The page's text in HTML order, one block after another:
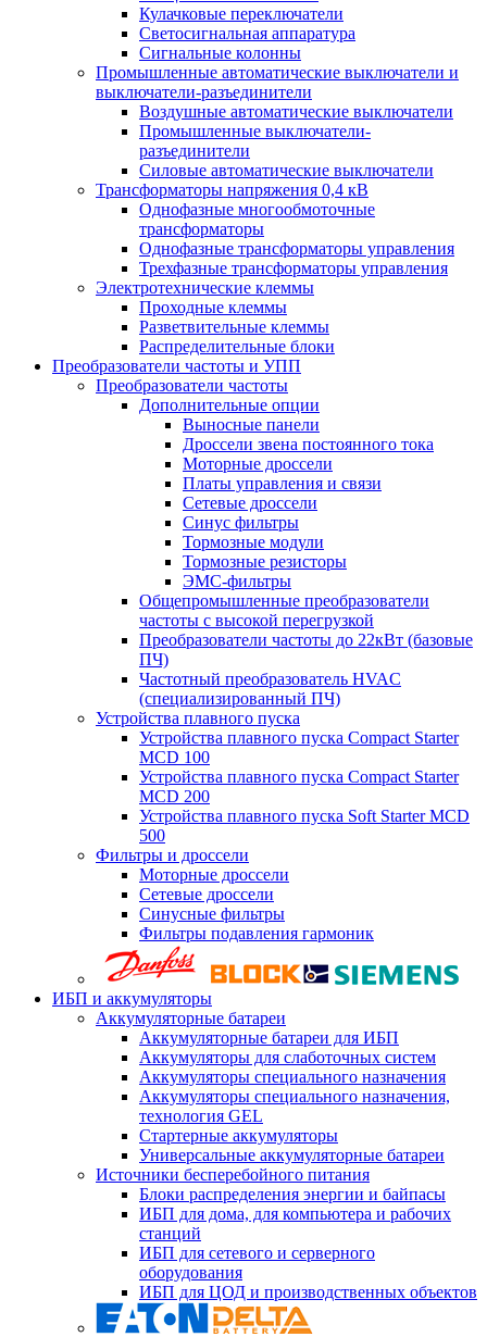
Кулачковые переключатели
Светосигнальная аппаратура
Сигнальные колонны
Промышленные автоматические выключатели и
выключатели-разъединители
Воздушные автоматические выключатели
Промышленные выключатели-
разъединители
Силовые автоматические выключатели
Трансформаторы напряжения 0,4 кВ
Однофазные многообмоточные
трансформаторы
Однофазные трансформаторы управления
Трехфазные трансформаторы управления
Электротехнические клеммы
Проходные клеммы
Разветвительные клеммы
Распределительные блоки
Преобразователи частоты и УПП
Преобразователи частоты
Дополнительные опции
Выносные панели
Дроссели звена постоянного тока
Моторные дроссели
Платы управления и связи
Сетевые дроссели
Синус фильтры
Тормозные модули
Тормозные резисторы
ЭМС-фильтры
Общепромышленные преобразователи
частоты с высокой перегрузкой
Преобразователи частоты до 22кВт (базовые
ПЧ)
Частотный преобразователь HVAC
(специализированный ПЧ)
Устройства плавного пуска
Устройства плавного пуска Compact Starter
MCD 100
Устройства плавного пуска Compact Starter
MCD 200
Устройства плавного пуска Soft Starter MCD
500
Фильтры и дроссели
Моторные дроссели
Сетевые дроссели
Синусные фильтры
Фильтры подавления гармоник
ИБП и аккумуляторы
Аккумуляторные батареи
Аккумуляторные батареи для ИБП
Аккумуляторы для слаботочных систем
Аккумуляторы специального назначения
Аккумуляторы специального назначения,
технология GEL
Стартерные аккумуляторы
Универсальные аккумуляторные батареи
Источники бесперебойного питания
Блоки распределения энергии и байпасы
ИБП для дома, для компьютера и рабочих
станций
ИБП для сетевого и серверного
оборудования
ИБП для ЦОД и производственных объектов